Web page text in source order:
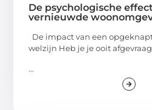
De psychologische
vernieuwde
De impact van een
welzijn Heb je je ooit
...